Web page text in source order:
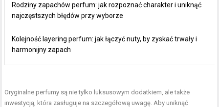
Rodziny zapachów perfum: jak rozpoznać charakter i uniknąć
najczęstszych błędów przy wyborze
Kolejność layering perfum: jak łączyć nuty, by zyskać trwały i
harmonijny zapach
Oryginalne perfumy są nie tylko luksusowym dodatkiem, ale także
inwestycją, która zasługuje na szczegółową uwagę. Aby uniknąć